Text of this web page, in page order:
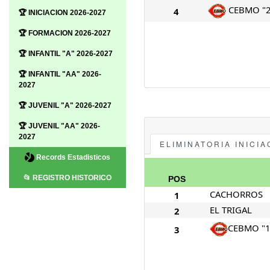
🏆 INICIACION 2026-2027
🏆 FORMACION 2026-2027
🏆 INFANTIL "A" 2026-2027
🏆 INFANTIL "AA" 2026-
2027
🏆 JUVENIL "A" 2026-2027
🏆 JUVENIL "AA" 2026-
2027
Records Estadisticos
📂 REGISTRO HISTORICO
4 CEBMO
ELIMINATORIA
POS
1
CACHORROS
2
EL TRIGAL
3
CEBMO